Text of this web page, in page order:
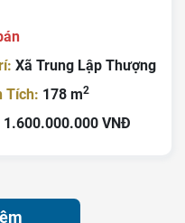
Xã Trung Lập Thượng
Tích: 178 m2
1.600.000.000 VNĐ